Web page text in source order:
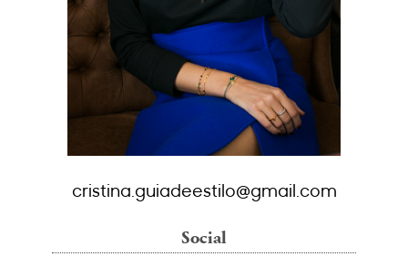
cristina.guiadeestilo@gmail.com
Social